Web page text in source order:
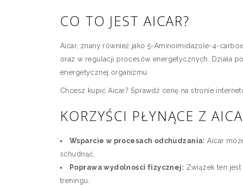
CO TO JEST AICAR?
Aicar, znany również jako 5-Aminoimidazole-4-
oraz w regulacji procesów energetycznych. Działa
energetycznej organizmu.
Chcesz kupić Aicar? Sprawdź cenę na stronie
KORZYŚCI PŁYNĄCE Z
Wsparcie w procesach odchudzania: Aicar
schudnąć.
Poprawa wydolności fizycznej: Związek ten
treningu.